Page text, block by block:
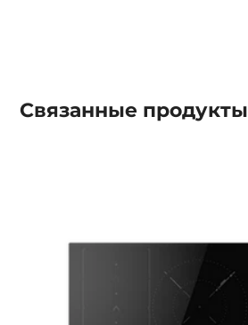
Связанные продукты